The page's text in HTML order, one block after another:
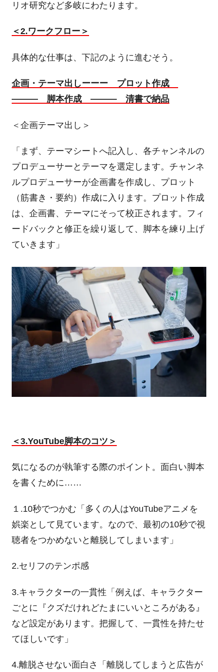
リオ研究など多岐にわたります。
＜2.ワークフロー＞
具体的な仕事は、下記のように進むそう。
企画・テーマ出しーーー プロット作成
――― 脚本作成 ――― 清書で納品
＜企画テーマ出し＞
「まず、テーマシートへ記入し、各チャンネルの
プロデューサーとテーマを選定します。チャンネ
ルプロデューサーが企画書を作成し、プロット
（筋書き・要約）作成に入ります。プロット作成
は、企画書、テーマにそって校正されます。フィ
ードバックと修正を繰り返して、脚本を練り上げ
ていきます」
＜3.YouTube脚本のコツ＞
気になるのが執筆する際のポイント。面白い脚本
を書くために……
１ .10秒でつかむ「多くの人はYouTubeアニメを
娯楽として見ています。なので、最初の10秒で視
聴者をつかめないと離脱してしまいます」
2.セリフのテンポ感
3.キャラクターの一貫性「例えば、キャラクター
ごとに『クズだけれどたまにいいところがある』
など設定があります。把握して、一貫性を持たせ
てほしいです」
4.離脱させない面白さ「離脱してしまうと広告が